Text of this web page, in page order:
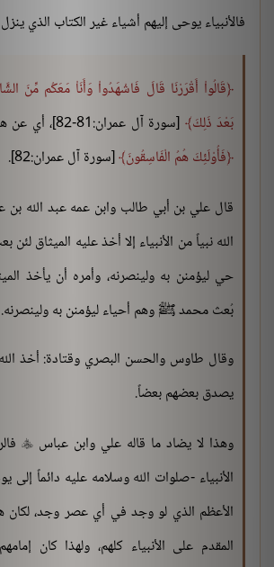
فالأنبياء يوحى إليهم أشياء غير الكتاب الذي
بَعْدَ ذَلِكَ [سورة آل عمران:81-82]، أي عن هذا العهد والميثاق،
فَأُوْلَئِكَ هُمُ الْفَاسِقُونَ [سورة آل عمران:82].
قال علي بن أبي طالب وابن عمه عبد الله
الله نبياً من الأنبياء إلا أخذ عليه الميثاق
حي ليؤمنن به ولينصرنه، وأمره أن يأخذ
بُعث محمد ﷺ وهم أحياء ليؤمنن به ولينصرنه.
وقال طاوس والحسن البصري وقتادة: أخذ الله
يصدق بعضهم بعضاً.
وهذا لا يضاد ما قاله علي وابن عباس 
الأنبياء -صلوات الله وسلامه عليه دائماً إلى
الأعظم الذي لو وجد في أي عصر وجد، لكان
المقدم على الأنبياء كلهم، ولهذا كان